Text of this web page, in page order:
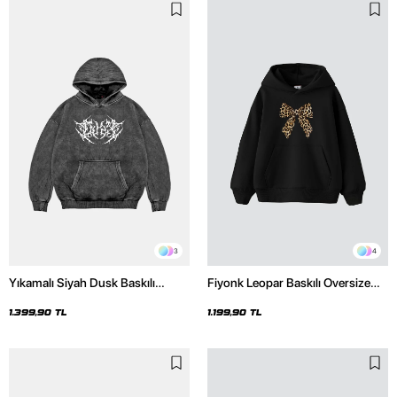
3
Yıkamalı Siyah Dusk Baskılı
1.399,90 TL
4
Fiyonk Leopar Baskılı Oversize
1.199,90 TL